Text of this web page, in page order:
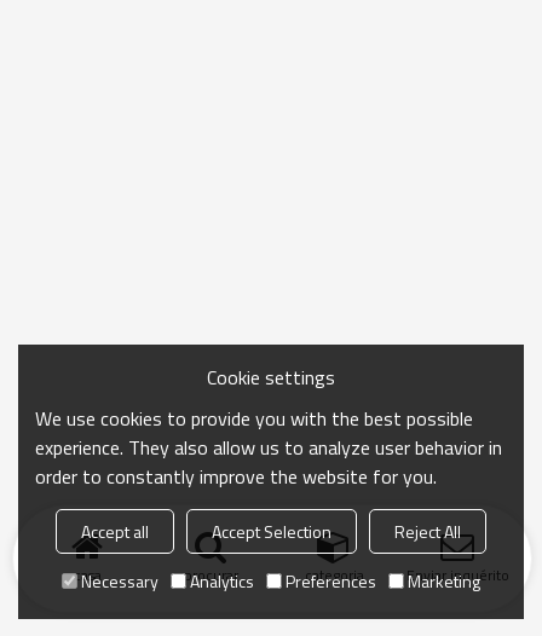
casa procurar categoria Enviar inquérito
Cookie settings
We use cookies to provide you with the best possible
experience. They also allow us to analyze user behavior in
order to constantly improve the website for you.
Accept all Accept Selection
Reject All
Necessary
Analytics Preferences Marketing